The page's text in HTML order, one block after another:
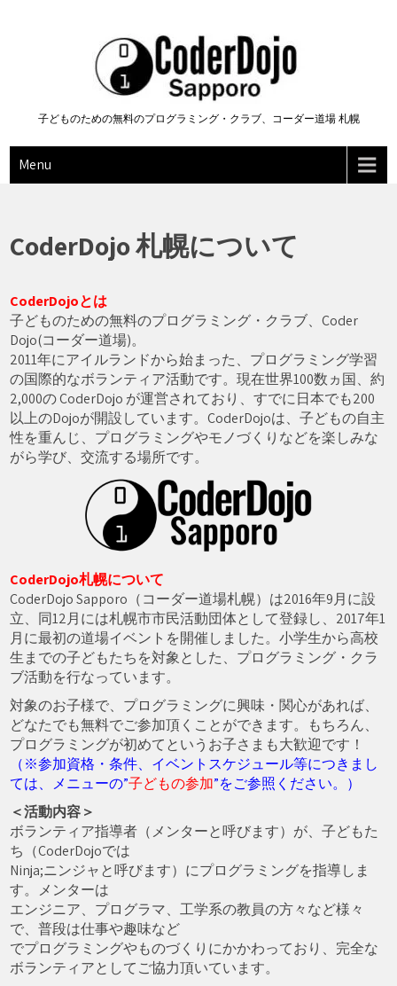
子どものための無料のプログラミング・クラブ、コーダー道場 札幌
Menu
CoderDojo 札幌について
CoderDojoとは
子どものための無料のプログラミング・クラブ、Coder
Dojo(コーダー道場)。
2011年にアイルランドから始まった、プログラミング学習
の国際的なボランティア活動です。現在世界100数ヵ国、約
2,000の CoderDojo が運営されており、すでに日本でも200
以上のDojoが開設しています。CoderDojoは、子どもの自主
性を重んじ、プログラミングやモノづくりなどを楽しみな
がら学び、交流する場所です。
CoderDojo札幌について
CoderDojo Sapporo（コーダー道場札幌）は2016年9月に設
立、同12月には札幌市市民活動団体として登録し、2017年1
月に最初の道場イベントを開催しました。小学生から高校
生までの子どもたちを対象とした、プログラミング・クラ
ブ活動を行なっています。
対象のお子様で、プログラミングに興味・関心があれば、
どなたでも無料でご参加頂くことができます。もちろん、
プログラミングが初めてというお子さまも大歓迎です！
（※参加資格・条件、イベントスケジュール等につきまし
ては、メニューの”子どもの参加”をご参照ください。）
＜活動内容＞
ボランティア指導者（メンターと呼びます）が、子どもた
ち（CoderDojoでは
Ninja;ニンジャと呼びます）にプログラミングを指導しま
す。メンターは
エンジニア、プログラマ、工学系の教員の方々など様々
で、普段は仕事や趣味など
でプログラミングやものづくりにかかわっており、完全な
ボランティアとしてご協力頂いています。